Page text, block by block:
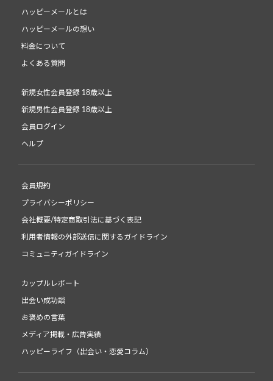
ハッピーメールとは
ハッピーメールの想い
料金について
よくある質問
新規女性会員登録 18歳以上
新規男性会員登録 18歳以上
会員ログイン
ヘルプ
会員規約
プライバシーポリシー
会社概要/特定商取引法に基づく表記
利用者情報の外部送信に関するガイドライン
コミュニティガイドライン
カップルレポート
出会い成功談
お褒めの言葉
メディア掲載・広告実績
ハッピーライフ（出会い・恋愛コラム）